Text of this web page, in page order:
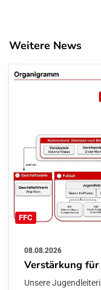
Weitere News
FFC
08.08.2026
Verstärkung
Unsere